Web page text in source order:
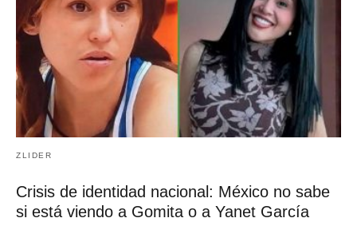
ZLIDER
Crisis de identidad nacional: México no sabe
si está viendo a Gomita o a Yanet García